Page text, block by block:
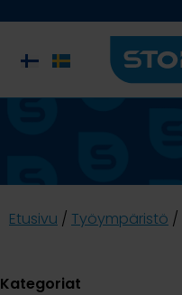
Etusivu / Työympäristö /
Kategoriat